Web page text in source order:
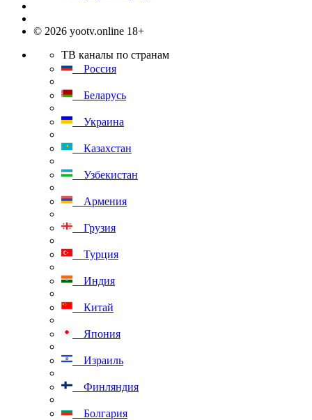
© 2026 yootv.online 18+
ТВ каналы по странам
Россия
Беларусь
Украина
Казахстан
Узбекистан
Армения
Грузия
Турция
Индия
Китай
Япония
Израиль
Финляндия
Болгария